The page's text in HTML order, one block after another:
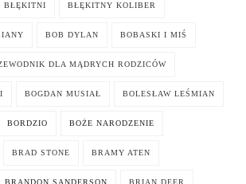
BŁĘKITNI BŁĘKITNY KOLIBER
BOB DYLAN BOBASKI I MIŚ
DLA MĄDRYCH RODZICÓW
BOGDAN MUSIAŁ BOLESŁAW LEŚMIAN
BORDZIO BOŻE NARODZENIE
BRAD STONE BRAMY ATEN
BRANDON SANDERSON BRIAN DEER